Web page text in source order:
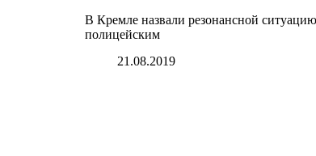
В Кремле назвали резонансной
полицейским
21.08.2019